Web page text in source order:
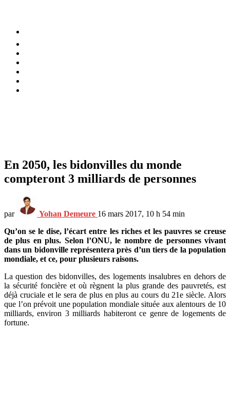
En 2050, les bidonvilles du monde
compteront 3 milliards de personnes
par Yohan Demeure 16 mars 2017, 10 h 54 min
Qu’on se le dise, l’écart entre les riches et les pauvres se creuse
de plus en plus. Selon l’ONU, le nombre de personnes vivant
dans un bidonville représentera près d’un tiers de la population
mondiale, et ce, pour plusieurs raisons.
La question des bidonvilles, des logements insalubres en dehors de
la sécurité foncière et où règnent la plus grande des pauvretés, est
déjà cruciale et le sera de plus en plus au cours du 21e siècle. Alors
que l’on prévoit une population mondiale située aux alentours de 10
milliards, environ 3 milliards habiteront ce genre de logements de
fortune.